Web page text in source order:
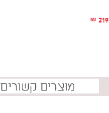
₪ 219
מוצרים קשורים